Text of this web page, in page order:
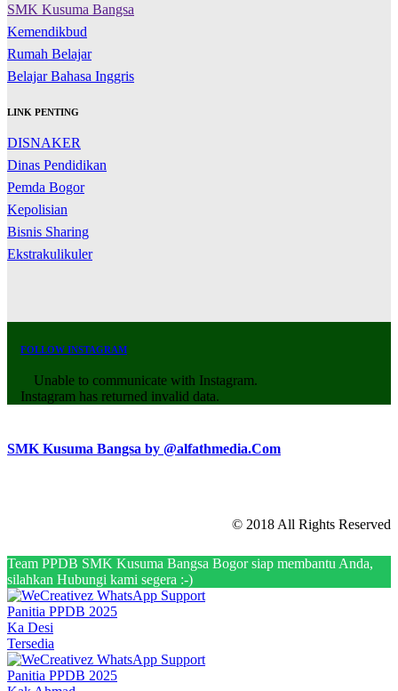
SMK Kusuma Bangsa
Kemendikbud
Rumah Belajar
Belajar Bahasa Inggris
LINK PENTING
DISNAKER
Dinas Pendidikan
Pemda Bogor
Kepolisian
Bisnis Sharing
Ekstrakulikuler
FOLLOW INSTAGRAM
Unable to communicate with Instagram.
Instagram has returned invalid data.
SMK Kusuma Bangsa by @alfathmedia.Com
© 2018 All Rights Reserved
Team PPDB SMK Kusuma Bangsa Bogor siap membantu Anda,
silahkan Hubungi kami segera :-)
Panitia PPDB 2025
Ka Desi
Tersedia
Panitia PPDB 2025